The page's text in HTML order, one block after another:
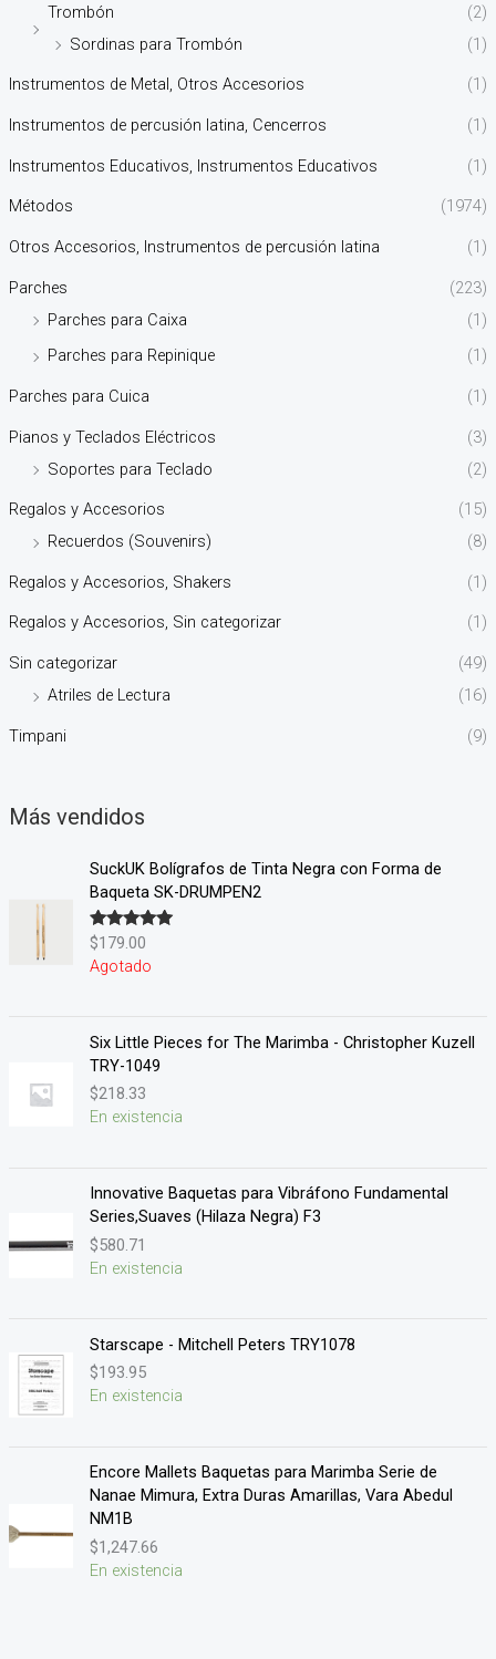
Trombón
(2)
Sordinas para Trombón
(1)
Instrumentos de Metal, Otros Accesorios (1)
Instrumentos de percusión latina, Cencerros (1)
Instrumentos Educativos, Instrumentos Educativos (1)
Métodos (1974)
Otros Accesorios, Instrumentos de percusión latina (1)
Parches
(223)
Parches para Caixa
(1)
Parches para Repinique
(1)
Parches para Cuica (1)
Pianos y Teclados Eléctricos
(3)
Soportes para Teclado
(2)
Regalos y Accesorios
(15)
Recuerdos (Souvenirs)
(8)
Regalos y Accesorios, Shakers (1)
Regalos y Accesorios, Sin categorizar (1)
Sin categorizar
(49)
Atriles de Lectura
(16)
Timpani (9)
Más vendidos
SuckUK Bolígrafos de Tinta Negra con Forma de
Baqueta SK-DRUMPEN2
Valorado en
5.00 de 5
$179.00
Agotado
Six Little Pieces for The Marimba - Christopher Kuzell
TRY-1049
$218.33
En existencia
Innovative Baquetas para Vibráfono Fundamental
Series,Suaves (Hilaza Negra) F3
$580.71
En existencia
Starscape - Mitchell Peters TRY1078
$193.95
En existencia
Encore Mallets Baquetas para Marimba Serie de
Nanae Mimura, Extra Duras Amarillas, Vara Abedul
NM1B
$1,247.66
En existencia